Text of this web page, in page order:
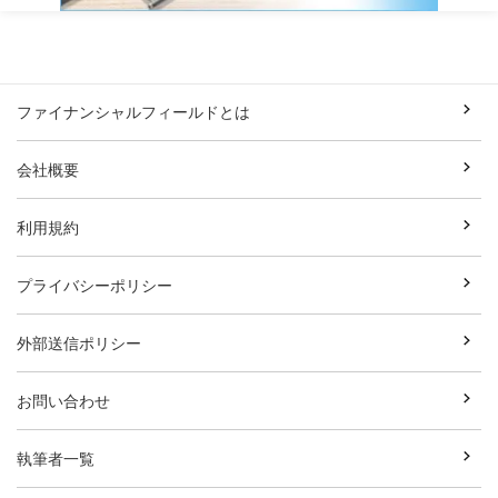
ファイナンシャルフィールドとは
会社概要
利用規約
プライバシーポリシー
外部送信ポリシー
お問い合わせ
執筆者一覧